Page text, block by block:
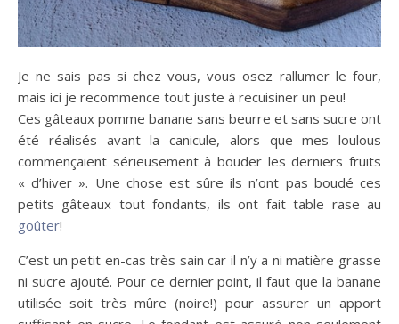
Je ne sais pas si chez vous, vous osez rallumer le four,
mais ici je recommence tout juste à recuisiner un peu!
Ces gâteaux pomme banane sans beurre et sans sucre ont
été réalisés avant la canicule, alors que mes loulous
commençaient sérieusement à bouder les derniers fruits
« d’hiver ». Une chose est sûre ils n’ont pas boudé ces
petits gâteaux tout fondants, ils ont fait table rase au
goûter!
C’est un petit en-cas très sain car il n’y a ni matière grasse
ni sucre ajouté. Pour ce dernier point, il faut que la banane
utilisée soit très mûre (noire!) pour assurer un apport